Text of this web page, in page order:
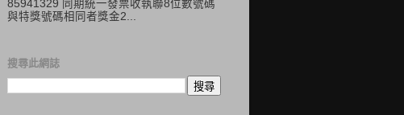
85941329 同期統一發票收執聯8位數號碼
與特獎號碼相同者獎金2...
搜尋此網誌